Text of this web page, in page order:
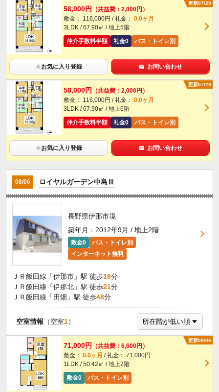
更新07/29
58,000円
（共益費：2,000円）
敷金： 116,000円 / 礼金： 0.0ヶ月
3LDK / 67.90㎡ / 地上5階
仲介手数料半額
礼金0 バス・トイレ別
★お気に入り登録 お問い合わせ
更新07/29
58,000円
（共益費：2,000円）
敷金： 116,000円 / 礼金： 0.0ヶ月
3LDK / 67.90㎡ / 地上6階
仲介手数料半額
礼金0 バス・トイレ別
★お気に入り登録 お問い合わせ
08/06 ロイヤルガーデン中島Ⅲ
長野県伊那市境
築年月：2012年9月 / 地上2階
敷金0
バス・トイレ別
インターネット無料
ＪＲ飯田線「伊那市」駅 徒歩18分
ＪＲ飯田線「伊那北」駅 徒歩21分
ＪＲ飯田線「田畑」駅 徒歩48分
空室情報 （空室1）
更新08/06
71,000円
（共益費：6,600円）
敷金： 0.0ヶ月 / 礼金： 71,000円
1LDK / 50.42㎡ / 地上2階
敷金0
バス・トイレ別